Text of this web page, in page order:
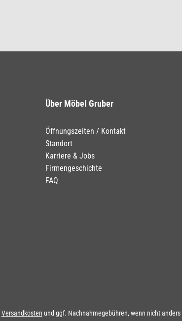
Über Möbel Gruber
Öffnungszeiten / Kontakt
Standort
Karriere & Jobs
Firmengeschichte
FAQ
Versandkosten und ggf. Nachnahmegebühren, wenn nicht